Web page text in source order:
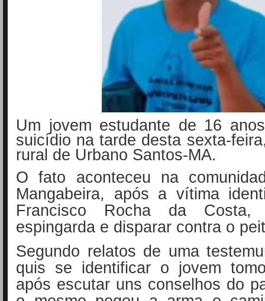
Um jovem estudante de 16
suicídio na tarde desta sexta-
rural de Urbano Santos-MA.
O fato aconteceu na
Mangabeira, após a vítima
Francisco Rocha da Costa,
espingarda e disparar contra o
Segundo relatos de uma
quis se identificar o jovem
após escutar uns conselhos do